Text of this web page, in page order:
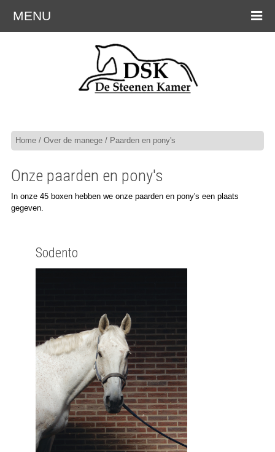
MENU
Home/ Over de manege/ Paarden en pony's
Onze paarden en pony's
In onze 45 boxen hebben we onze paarden en pony's een plaats
gegeven.
Sodento